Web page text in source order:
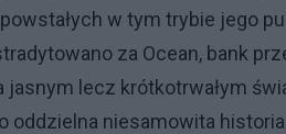
w tym trybie jego
za Ocean, bank
jasnym lecz krótkotrwałym
oddzielna niesamowita